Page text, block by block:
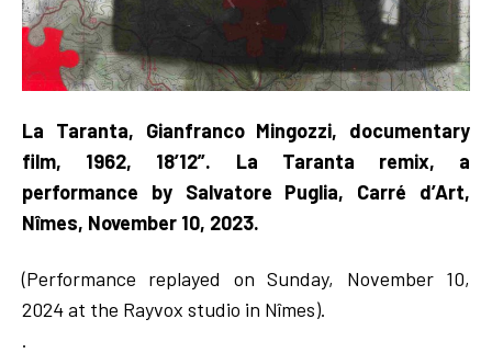
La Taranta, Gianfranco Mingozzi, documentary
film, 1962, 18’12”. La Taranta remix, a
performance by Salvatore Puglia, Carré d’Art,
Nîmes, November 10, 2023.
(Performance replayed on Sunday, November 10,
2024 at the Rayvox studio in Nîmes).
.